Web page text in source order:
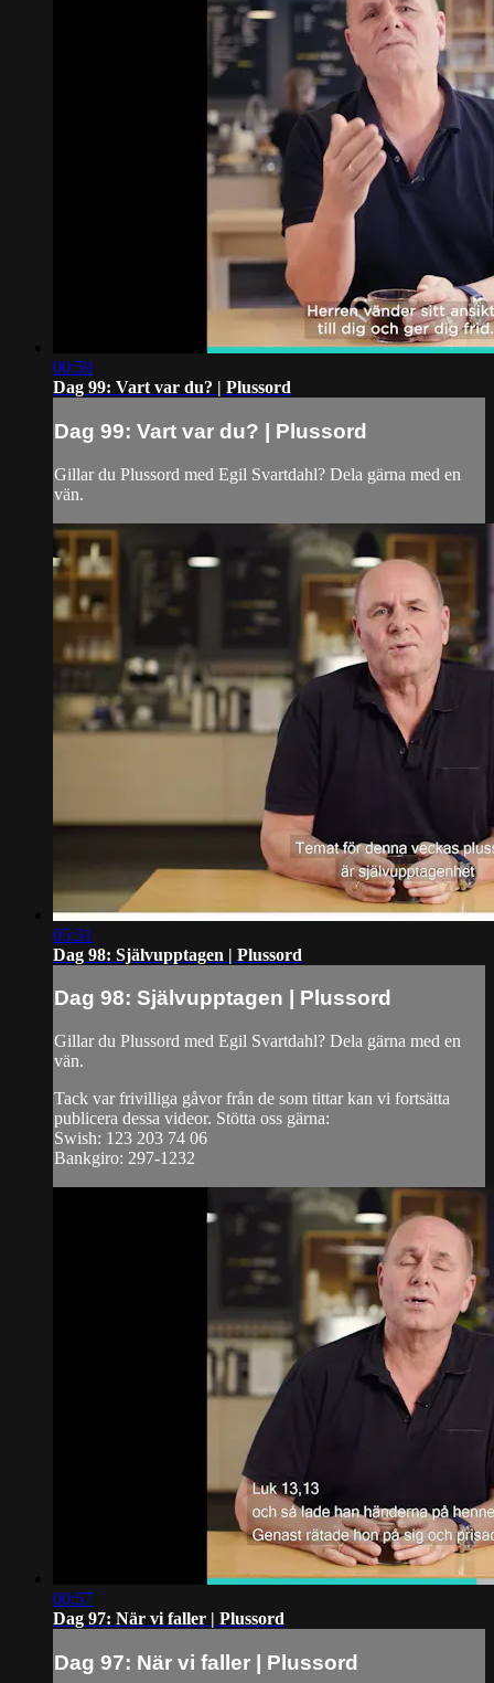
00:59
Dag 99: Vart var du? | Plussord
Dag 99: Vart var du? | Plussord
Gillar du Plussord med Egil Svartdahl? Dela gärna med en
vän.
05:31
Dag 98: Självupptagen | Plussord
Dag 98: Självupptagen | Plussord
Gillar du Plussord med Egil Svartdahl? Dela gärna med en
vän.
Tack var frivilliga gåvor från de som tittar kan vi fortsätta
publicera dessa videor. Stötta oss gärna:
Swish: 123 203 74 06
Bankgiro: 297-1232
00:57
Dag 97: När vi faller | Plussord
Dag 97: När vi faller | Plussord